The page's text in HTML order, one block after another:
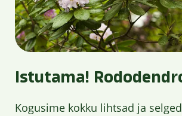
Istutama!
Kogusime kokku lihtsad ja selged